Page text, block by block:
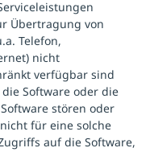
Übertragung von
Telefon,
nicht
verfügbar sind
Software oder die
stören oder
für eine solche
auf die Software,